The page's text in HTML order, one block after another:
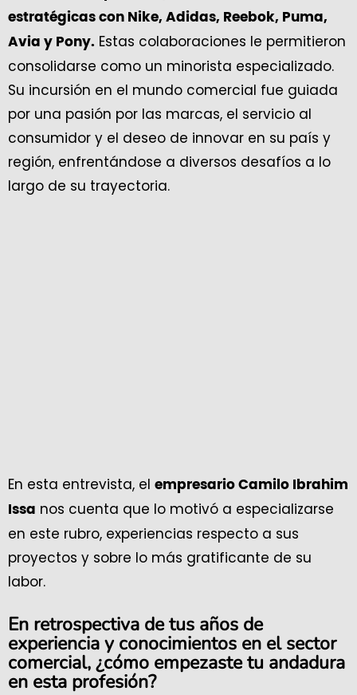
estratégicas con Nike, Adidas, Reebok, Puma,
Avia y Pony. Estas colaboraciones le permitieron
consolidarse como un minorista especializado.
Su incursión en el mundo comercial fue guiada
por una pasión por las marcas, el servicio al
consumidor y el deseo de innovar en su país y
región, enfrentándose a diversos desafíos a lo
largo de su trayectoria.
En esta entrevista, el empresario Camilo Ibrahim
Issa nos cuenta que lo motivó a especializarse
en este rubro, experiencias respecto a sus
proyectos y sobre lo más gratificante de su
labor.
En retrospectiva de tus años de
experiencia y conocimientos en el sector
comercial, ¿cómo empezaste tu andadura
en esta profesión?